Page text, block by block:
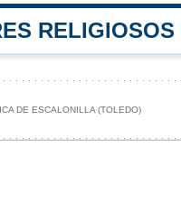
DE ESCALONILLA (TOLEDO)